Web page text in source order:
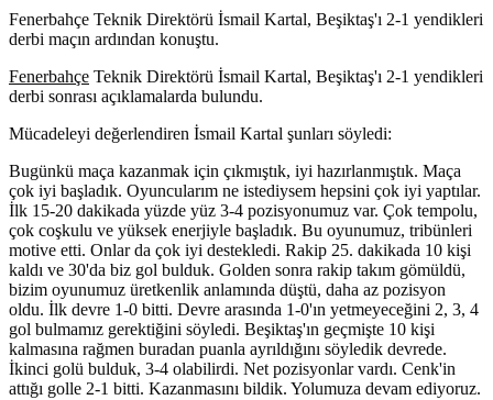
Fenerbahçe Teknik Direktörü İsmail Kartal, Beşiktaş'ı 2-1 yendikleri
derbi maçın ardından konuştu.
Fenerbahçe Teknik Direktörü İsmail Kartal, Beşiktaş'ı 2-1 yendikleri
derbi sonrası açıklamalarda bulundu.
Mücadeleyi değerlendiren İsmail Kartal şunları söyledi:
Bugünkü maça kazanmak için çıkmıştık, iyi hazırlanmıştık. Maça
çok iyi başladık. Oyuncularım ne istediysem hepsini çok iyi yaptılar.
İlk 15-20 dakikada yüzde yüz 3-4 pozisyonumuz var. Çok tempolu,
çok coşkulu ve yüksek enerjiyle başladık. Bu oyunumuz, tribünleri
motive etti. Onlar da çok iyi destekledi. Rakip 25. dakikada 10 kişi
kaldı ve 30'da biz gol bulduk. Golden sonra rakip takım gömüldü,
bizim oyunumuz üretkenlik anlamında düştü, daha az pozisyon
oldu. İlk devre 1-0 bitti. Devre arasında 1-0'ın yetmeyeceğini 2, 3, 4
gol bulmamız gerektiğini söyledi. Beşiktaş'ın geçmişte 10 kişi
kalmasına rağmen buradan puanla ayrıldığını söyledik devrede.
İkinci golü bulduk, 3-4 olabilirdi. Net pozisyonlar vardı. Cenk'in
attığı golle 2-1 bitti. Kazanmasını bildik. Yolumuza devam ediyoruz.